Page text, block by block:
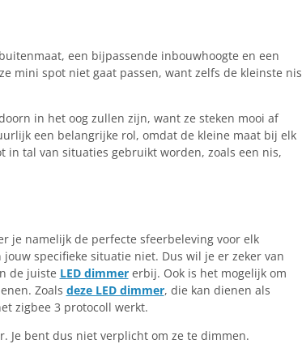
een bijpassende inbouwhoogte en een
mini spot niet gaat passen, want zelfs de kleinste nis
in het oog zullen zijn, want ze steken mooi af
een belangrijke rol, omdat de kleine maat bij elk
in tal van situaties gebruikt worden, zoals een nis,
je namelijk de perfecte sfeerbeleving voor elk
specifieke situatie niet. Dus wil je er zeker van
de juiste LED dimmererbij. Ook is het mogelijk om
Zoals deze LED dimmer, die kan dienen als
zigbee 3 protocoll werkt.
Je bent dus niet verplicht om ze te dimmen.